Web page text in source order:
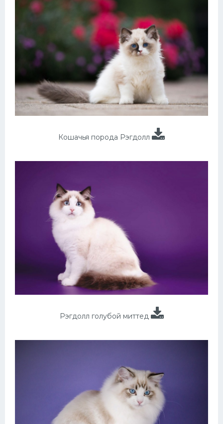
Кошачья порода Рэгдолл
Рэгдолл голубой миттед